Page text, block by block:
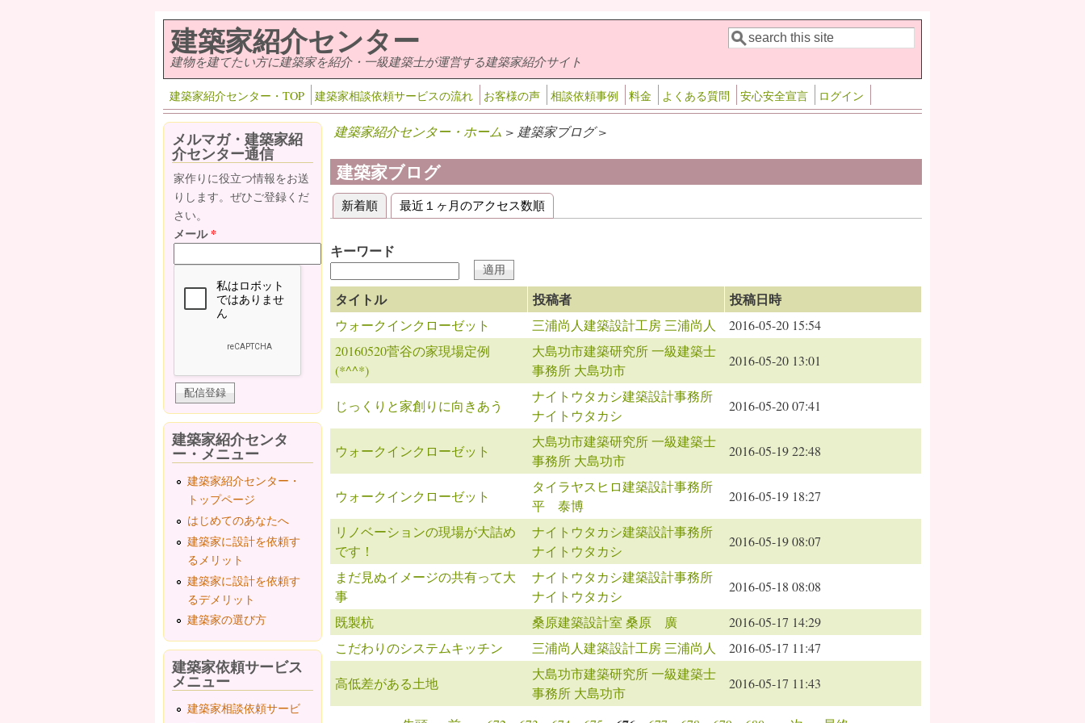
建築家紹介センター
建物を建てたい方に建築家を紹介・一級建築士が運営する建築家紹介サイト 検索フォーム
検索
建築家紹介センター・TOP 建築家相談依頼サービスの流れ お客様の声 相談依頼事例 料金 よくある質問 安心安全宣言 ログイン
建築家紹介センター・ホーム > 建築家ブログ >
建築家ブログ
プライマリータブ
新着順(アクティブなタブ)
最近１ヶ月のアクセス数順
キーワード
タイトル 投稿者 投稿日時
ウォークインクローゼット 三浦尚人建築設計工房 三浦尚人
2016-05-20 15:54
20160520菅谷の家現場定例
(*^^*)
大島功市建築研究所 一級建築士
事務所 大島功市
2016-05-20 13:01
じっくりと家創りに向きあう
ナイトウタカシ建築設計事務所
ナイトウタカシ
2016-05-20 07:41
ウォークインクローゼット
大島功市建築研究所 一級建築士
事務所 大島功市
2016-05-19 22:48
ウォークインクローゼット
タイラヤスヒロ建築設計事務所
平 泰博
2016-05-19 18:27
リノベーションの現場が大詰め
です！
ナイトウタカシ建築設計事務所
ナイトウタカシ
2016-05-19 08:07
まだ見ぬイメージの共有って大
事
ナイトウタカシ建築設計事務所
ナイトウタカシ
2016-05-18 08:08
既製杭 桑原建築設計室 桑原 廣
2016-05-17 14:29
こだわりのシステムキッチン
三浦尚人建築設計工房 三浦尚人 2016-05-17 11:47
高低差がある土地
大島功市建築研究所 一級建築士
事務所 大島功市
2016-05-17 11:43
メルマガ・建築家紹
介センター通信
家作りに役立つ情報をお送
りします。ぜひご登録くだ
さい。
メール*
建築家紹介センタ
ー・メニュー
建築家紹介センター・
トップページ
はじめてのあなたへ
建築家に設計を依頼す
るメリット
建築家に設計を依頼す
るデメリット
建築家の選び方
建築家依頼サービス
メニュー
建築家相談依頼サービ